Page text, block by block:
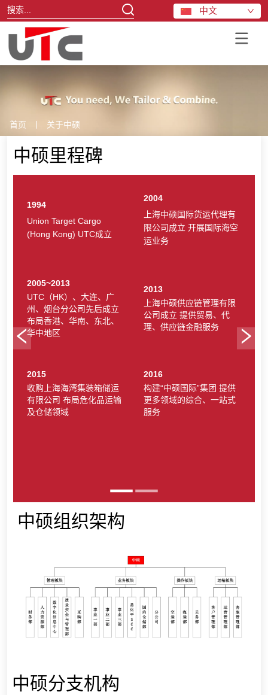
中文
关于中硕
首页 关于中硕
中硕里程碑
1994
Union Target Cargo
(Hong Kong) UTC成立
2004
上海中硕国际货运代理有
限公司成立 开展国际海空
运业务
2005~2013
UTC（HK）、大连、广
州、烟台分公司先后成立
布局香港、华南、东北、
华中地区
2013
上海中硕供应链管理有限
公司成立 提供贸易、代
理、供应链金融服务
2015
收购上海海湾集装箱储运
有限公司 布局危化品运输
及仓储领域
2016
构建“中硕国际”集团 提供
更多领域的综合、一站式
服务
中硕组织架构
中硕分支机构